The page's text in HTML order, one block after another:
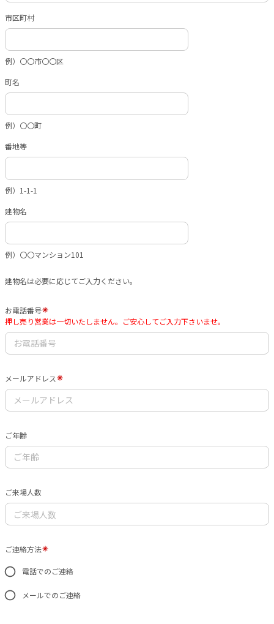
市区町村
例）〇〇市〇〇区
町名
例）〇〇町
番地等
例）1-1-1
建物名
例）〇〇マンション101
建物名は必要に応じてご入力ください。
お電話番号
押し売り営業は一切いたしません。ご安心してご入力下さいませ。
メールアドレス
ご年齢
ご来場人数
ご連絡方法
電話でのご連絡
メールでのご連絡